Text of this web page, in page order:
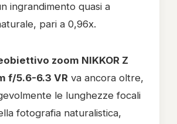
ingrandimento quasi a
pari a 0,96x.
zoom NIKKOR Z
f/5.6-6.3 VR va ancora oltre,
le lunghezze focali
fotografia naturalistica,